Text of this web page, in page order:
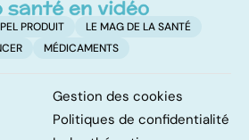
PRODUIT
LE MAG DE LA SANTÉ
MÉDICAMENTS
Gestion des cookies
Politiques de confidentialité